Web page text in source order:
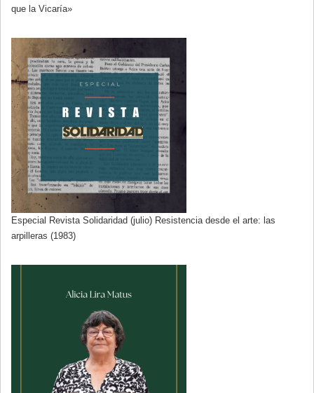
que la Vicaría»
Especial Revista Solidaridad (julio) Resistencia desde el arte: las
arpilleras (1983)